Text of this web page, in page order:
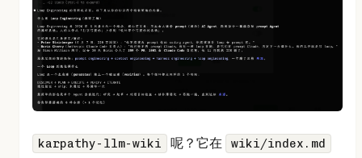
karpathy-llm-wiki 呢？它在 wiki/index.md